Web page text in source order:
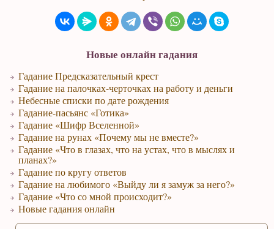
Новые онлайн гадания
Гадание Предсказательный крест
Гадание на палочках-черточках на работу и деньги
Небесные списки по дате рождения
Гадание-пасьянс «Готика»
Гадание «Шифр Вселенной»
Гадание на рунах «Почему мы не вместе?»
Гадание «Что в глазах, что на устах, что в мыслях и
планах?»
Гадание по кругу ответов
Гадание на любимого «Выйду ли я замуж за него?»
Гадание «Что со мной происходит?»
Новые гадания онлайн